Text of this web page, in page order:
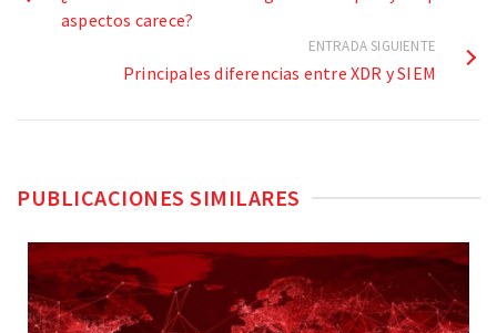
aspectos carece?
ENTRADA SIGUIENTE
Principales diferencias entre XDR y SIEM
PUBLICACIONES SIMILARES